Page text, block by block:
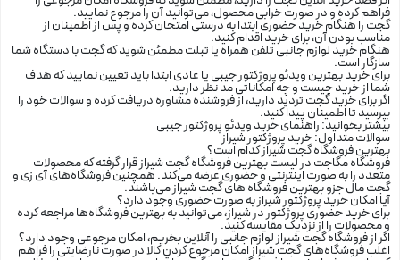
فراهم کرده و در صورت خرابی محصول، می‌توانید آن را مرجوع نمایید.
گجت را هنگام خرید حضوری ابتدا به درستی امتحان کرده و پس از اطمینان از
مناسب بودن آن، برای خرید اقدام کنید.
هنگام خرید لوازم جانبی تلفن همراه یا تبلت مطمئن شوید که گجت با دستگاه شما
سازگار است.
برای خرید بهترین ويدئو پروژکتور جیبی یا عادی ابتدا باید تعیین نمایید که هدف
شما از خرید چیست و چه امکاناتی مد نظر دارید.
اگر برای خرید گجت تردید دارید، از فروشنده مشاوره دریافت کرده و سوالات خود را
بپرسید تا اطمینان پیدا کنید.
بیشتر بخوانید:راهنمای خرید ویدئو پروژکتور جیبی
سوالات متداول: خرید پروژکتور شیراز
بهترین فروشگاه گجت شیراز کدام است؟
فروشگاه مگاجت در لیست بهترین فروشگاه گجت شیراز قرار گرفته که محصولات
متعدد را به صورت اینترنتی و حضوری عرضه می‌کند. همچنین فروشگاه‌های آی زی و
گجت مال جزو بهترین فروشگاه های گجت شیراز می‌باشند.
آیا امکان خرید پروژکتور شیراز به صورت حضوری وجود دارد؟
برای خرید حضوری پروژکتور در شیراز، می‌توانید به بهترین فروشگاه‌ها مراجعه کرده
و محصولات را از نزدیک مقایسه کنید.
اگر از فروشگاه گجت شیراز لوازم جانبی را آنلاین بخریم، امکان مرجوعی وجود دارد؟
اغلب فروشگاه‌های گجت شیراز امکان مرجوع کردن کالا در صورت نارضایتی را فراهم